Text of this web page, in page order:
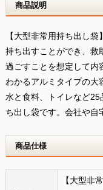
商品説明
【大型非常用持ち出し
持ち出すことができ、救
過ごすことを想定して内
わかるアルミタイプの大
水と食料、トイレなど
ち出し袋です。会社や自
商品仕様
【大型非